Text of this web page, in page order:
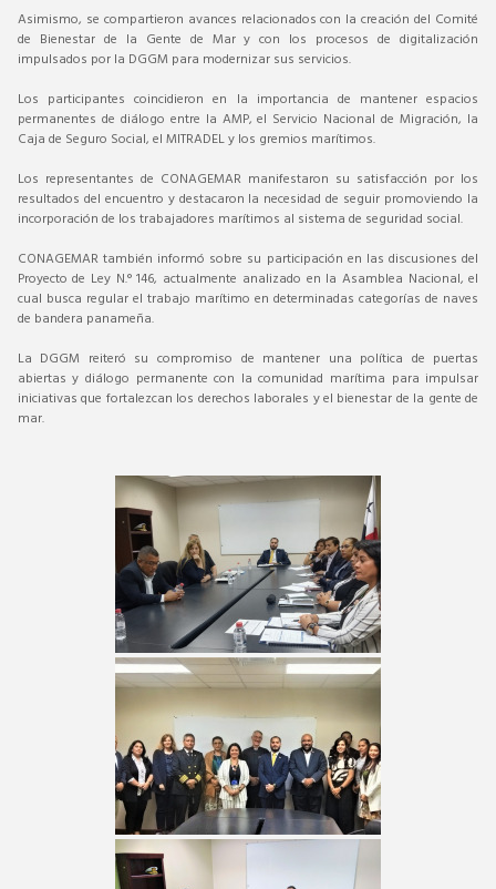
Asimismo, se compartieron avances relacionados con la creación del Comité
de Bienestar de la Gente de Mar y con los procesos de digitalización
impulsados por la DGGM para modernizar sus servicios.
Los participantes coincidieron en la importancia de mantener espacios
permanentes de diálogo entre la AMP, el Servicio Nacional de Migración, la
Caja de Seguro Social, el MITRADEL y los gremios marítimos.
Los representantes de CONAGEMAR manifestaron su satisfacción por los
resultados del encuentro y destacaron la necesidad de seguir promoviendo la
incorporación de los trabajadores marítimos al sistema de seguridad social.
CONAGEMAR también informó sobre su participación en las discusiones del
Proyecto de Ley N.° 146, actualmente analizado en la Asamblea Nacional, el
cual busca regular el trabajo marítimo en determinadas categorías de naves
de bandera panameña.
La DGGM reiteró su compromiso de mantener una política de puertas
abiertas y diálogo permanente con la comunidad marítima para impulsar
iniciativas que fortalezcan los derechos laborales y el bienestar de la gente de
mar.